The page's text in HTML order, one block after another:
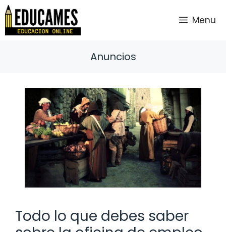
Saltar
contenido
Menu
Anuncios
Todo lo que debes saber